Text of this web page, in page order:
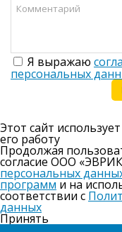
Я выражаю
персональных
Этот сайт
его работу
Продолжая
согласие ООО
персональных
программ и на
соответствии с
данных
Принять